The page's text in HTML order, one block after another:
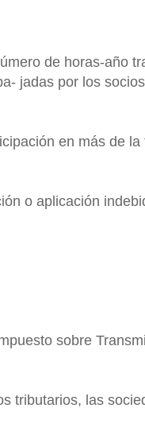
de horas-año
jadas por los
en más de la
o aplicación
sobre
tributarios, las